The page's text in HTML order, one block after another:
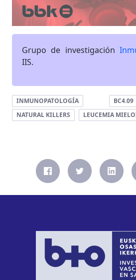
Grupo de investigación
IIS.
INMUNOPATOLOGÍA BC4.09
NATURAL KILLERS
LEUCEMIA